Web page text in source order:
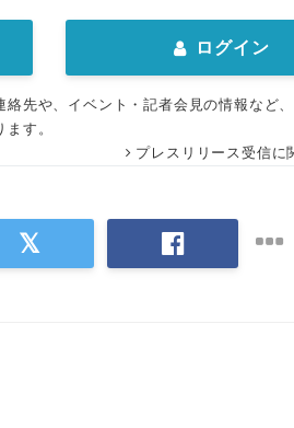
ログイン
先や、イベント・記者会見の情報など
す。
プレスリリース受信に